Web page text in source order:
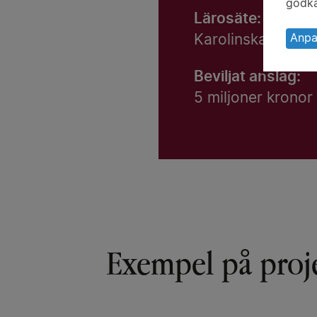
Lärosäte:
Karolinska
Beviljat anslag:
5 miljoner kronor
Exempel på